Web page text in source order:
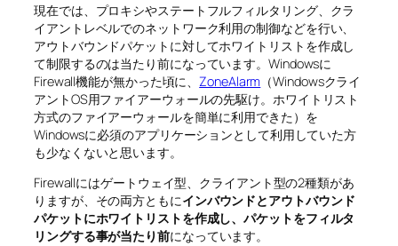
現在では、プロキシやステートフルフィルタリング、クラ
イアントレベルでのネットワーク利用の制御などを行い、
アウトバウンドパケットに対してホワイトリストを作成し
て制限するのは当たり前になっています。Windowsに
Firewall機能が無かった頃に、ZoneAlarm （Windowsクライ
アントOS用ファイアーウォールの先駆け。ホワイトリスト
方式のファイアーウォールを簡単に利用できた）を
Windowsに必須のアプリケーションとして利用していた方
も少なくないと思います。
Firewallにはゲートウェイ型、クライアント型の2種類があ
りますが、その両方ともにインバウンドとアウトバウンド
パケットにホワイトリストを作成し、パケットをフィルタ
リングする事が当たり前になっています。